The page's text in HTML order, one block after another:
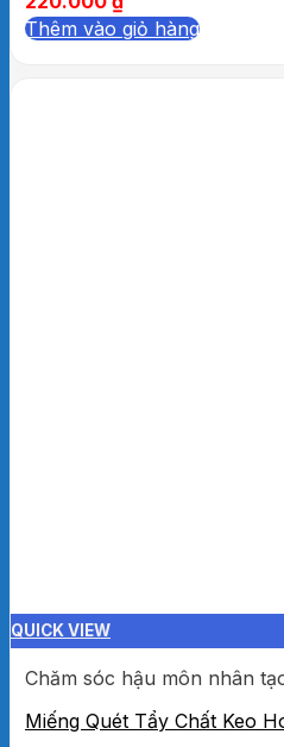
Thêm vào giỏ hàng
QUICK VIEW
Chăm sóc hậu môn nhân
Miếng Quét Tẩy Chất Keo